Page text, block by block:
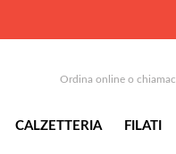
Ordina online o
CALZETTERIA FILATI